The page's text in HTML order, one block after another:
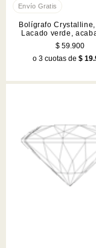
Bolígrafo
Lacado verde,
tono cromado
$ 59.900
o 3 cuotas de $